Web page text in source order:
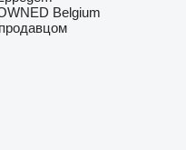
Belgium